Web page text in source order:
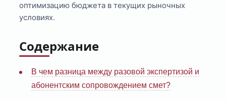
оптимизацию бюджета в текущих рыночных
условиях.
Содержание
В чем разница между разовой экспертизой и
абонентским сопровождением смет?